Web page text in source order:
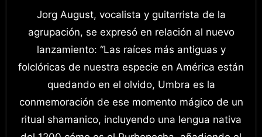
Jorg August, vocalista y guitarrista de la
agrupación, se expresó en relación al nuevo
lanzamiento: “Las raíces más antiguas y
folclóricas de nuestra especie en América están
quedando en el olvido, Umbra es la
conmemoración de ese momento mágico de un
ritual shamanico, incluyendo una lengua nativa